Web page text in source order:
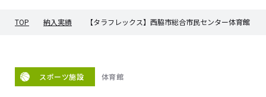
TOP 納入実績 【タラフレックス】西脇市総合市民センター体育館
スポーツ施設 体育館